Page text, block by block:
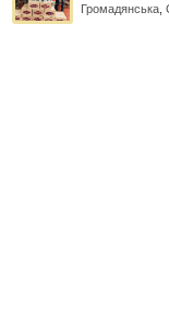
Громадянська ,